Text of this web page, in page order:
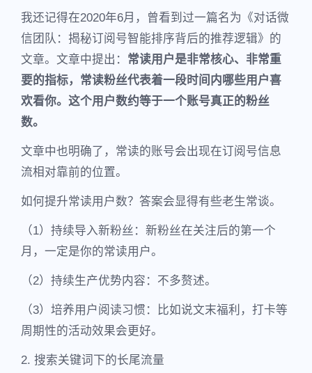
我还记得在2020年6月，曾看到过一篇名为《对话微
信团队：揭秘订阅号智能排序背后的推荐逻辑》的
文章。文章中提出： 常读用户是非常核心、非常重
要的指标，常读粉丝代表着一段时间内哪些用户喜
欢看你。这个用户数约等于一个账号真正的粉丝
数。
文章中也明确了，常读的账号会出现在订阅号信息
流相对靠前的位置。
如何提升常读用户数？答案会显得有些老生常谈。
（1）持续导入新粉丝：新粉丝在关注后的第一个
月，一定是你的常读用户。
（2）持续生产优势内容：不多赘述。
（3）培养用户阅读习惯：比如说文末福利，打卡等
周期性的活动效果会更好。
2. 搜索关键词下的长尾流量